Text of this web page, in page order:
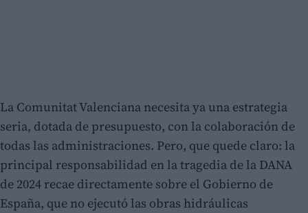
La Comunitat Valenciana necesita ya una estrategia
seria, dotada de presupuesto, con la colaboración de
todas las administraciones. Pero, que quede claro: la
principal responsabilidad en la tragedia de la DANA
de 2024 recae directamente sobre el Gobierno de
España, que no ejecutó las obras hidráulicas